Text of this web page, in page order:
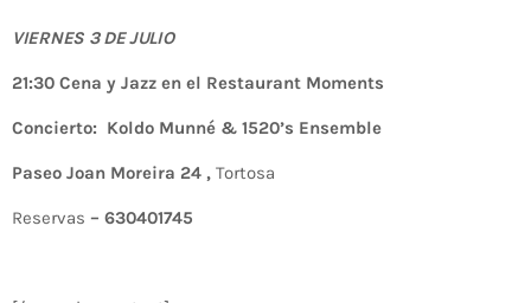
VIERNES 3 DE JULIO
21:30 Cena y Jazz en el Restaurant Moments
Concierto: Koldo Munné & 1520’s Ensemble
Paseo Joan Moreira 24 , Tortosa
Reservas – 630401745